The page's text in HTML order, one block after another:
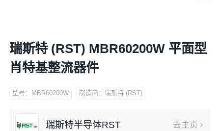
瑞斯特 (RST) MBR60200W 平面型
肖特基整流器件
型号：MBR60200W 制造商：瑞斯特 (RST)
瑞斯特半导体RST 去主页